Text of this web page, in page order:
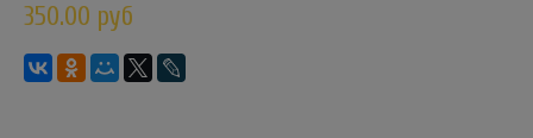
350.00 руб